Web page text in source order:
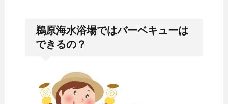
鵜原海水浴場ではバーベキューは
できるの？